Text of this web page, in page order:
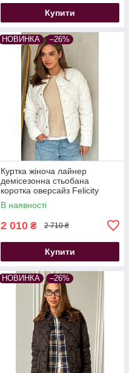
Купити
НОВИНКА –26%
Куртка жіноча лайнер
демісезонна стьобана
коротка оверсайз Felicity
молочна
В наявності
2 010 ₴ 2 710 ₴
Купити
НОВИНКА –26%